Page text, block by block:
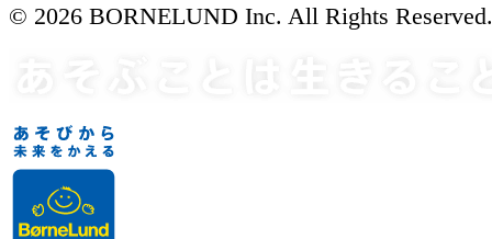
© 2026 BORNELUND Inc. All Rights Reserved.